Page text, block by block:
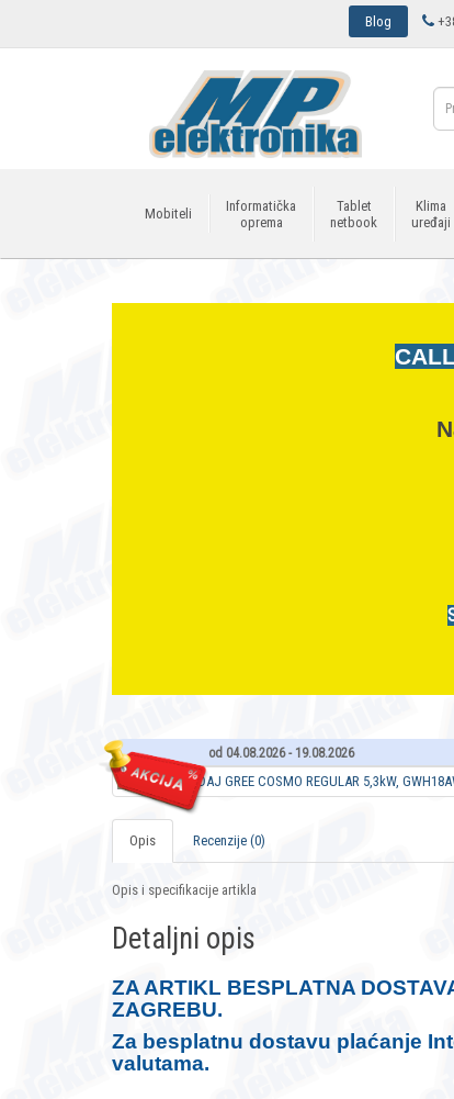
Blog
Mobiteli
Informatička
oprema
Tablet
netbook
Klima
uređaji
od 04.08.2026 - 19.08.2026
Opis Recenzije (0)
Opis i specifikacije artikla
Detaljni opis
ZA ARTIKL BESPLATNA
ZAGREBU.
Za besplatnu dostavu plaćanje
valutama.